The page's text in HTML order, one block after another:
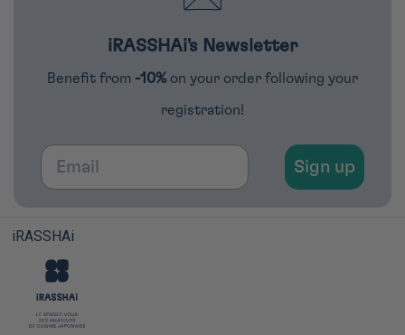
iRASSHAi's Newsletter
Benefit from -10% on your order following your
registration!
Email
Sign up
iRASSHAi